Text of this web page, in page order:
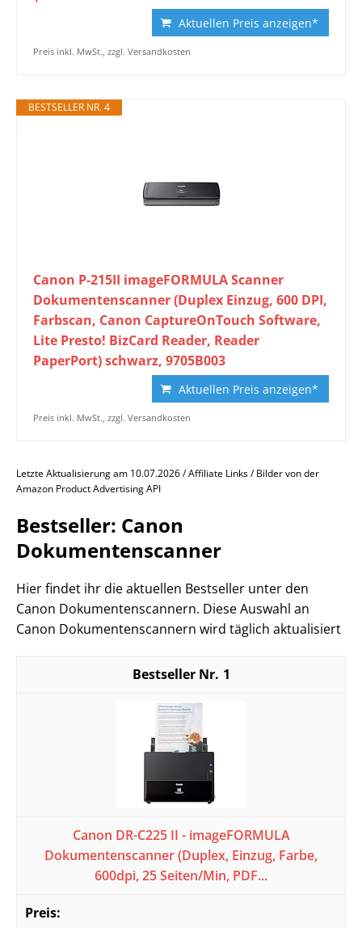
Aktuellen Preis anzeigen*
Preis inkl. MwSt., zzgl. Versandkosten
BESTSELLER NR. 4
Canon P-215II imageFORMULA Scanner
Dokumentenscanner (Duplex Einzug, 600 DPI,
Farbscan, Canon CaptureOnTouch Software,
Lite Presto! BizCard Reader, Reader
PaperPort) schwarz, 9705B003
Aktuellen Preis anzeigen*
Preis inkl. MwSt., zzgl. Versandkosten
Letzte Aktualisierung am 10.07.2026 / Affiliate Links / Bilder von der
Amazon Product Advertising API
Bestseller: Canon
Dokumentenscanner
Hier findet ihr die aktuellen Bestseller unter den
Canon Dokumentenscannern. Diese Auswahl an
Canon Dokumentenscannern wird täglich aktualisiert
1
Canon DR-C225 II - imageFORMULA
Dokumentenscanner (Duplex, Einzug, Farbe,
600dpi, 25 Seiten/Min, PDF...